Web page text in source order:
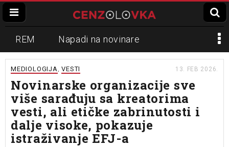
REM Napadi na novinare
Zvučni top
Propaganda Lokalni mediji
Informer Slavko Ćuruvija
MEDIOLOGIJA,VESTI 13. FEB 2026.
Novinarske organizacije sve
više sarađuju sa kreatorima
vesti, ali etičke zabrinutosti i
dalje visoke, pokazuje
istraživanje EFJ-a